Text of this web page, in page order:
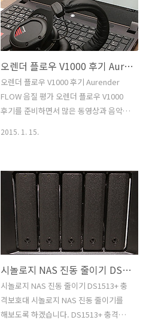
스티커를 출력하면 어디든 붙일 수 있어
서 사물함이나 선물박스 주방용품등에 붙
여서 깔끔하게 표기를 할 수 있습니다. 건
전지는 AA사이즈가 6개가 들어가서 들고
다니면서 스마트폰으로 바로 출력할 수
있어서 휴대용으로도 사용이 가능 합니
다. 엡손라벨프린터 중에는 키보드가 붙
어있는 타입으로 바로 타이핑이 가능한
스마트폰으로 제어를..
오렌더 플로우 V1000 후기 Aurender FLOW 음질 평가
오렌더 플로우 V1000 후기 Aurender
FLOW 음질 평가 오렌더 플로우 V1000
후기를 준비하면서 많은 동영상과 음악을
도였죠. 티브이로직는 축적한 노하우를
그대로 이 제품에 담았습니다. 새로운 기
능도 넣었는데 오렌더 플로우 V1000 후기
를 적으면서 이부분도 소개할까 합니다.
USB 와 옵티컬 연결을 통해서 디지틸 신
호를 입력받는 헤드폰 앰프인 이제품은
특이하게 mSATA 단자를 내부에 가지고
있어서 저장장치를 직접 추가해서 들고다
니는 플레이어로 사용할 수 도 있습니다.
오렌더 플로우 V1000 디자인은 알루미늄
의 사각형 디자인에 상단에는 곡선을 추
2015. 1. 15.
시놀로지 NAS 진동 줄이기 DS1513+ 충격보호대
시놀로지 NAS 진동 줄이기 DS1513+ 충
격보호대 시놀로지 NAS 진동 줄이기를
해보도록 하겠습니다. DS1513+ 충격보